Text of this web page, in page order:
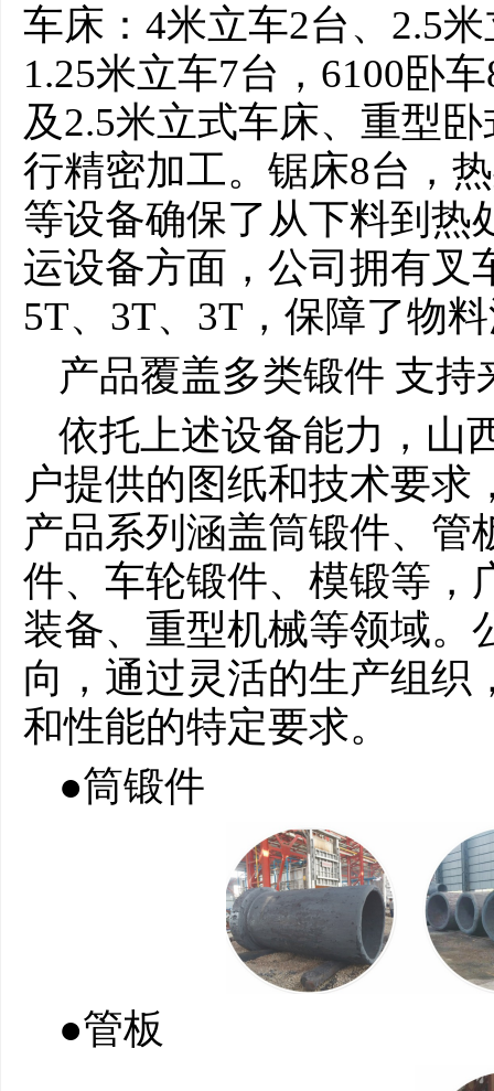
车床：4米立车2台、2.5
1.25米立车7台，6100卧
及2.5米立式车床、重型
行精密加工。锯床8台，
等设备确保了从下料到热
运设备方面，公司拥有叉
5T、3T、3T，保障了物
产品覆盖多类锻件 支持
依托上述设备能力，山
户提供的图纸和技术要求
产品系列涵盖筒锻件、管
件、车轮锻件、模锻等，
装备、重型机械等领域。
向，通过灵活的生产组织
和性能的特定要求。
●筒锻件
●管板